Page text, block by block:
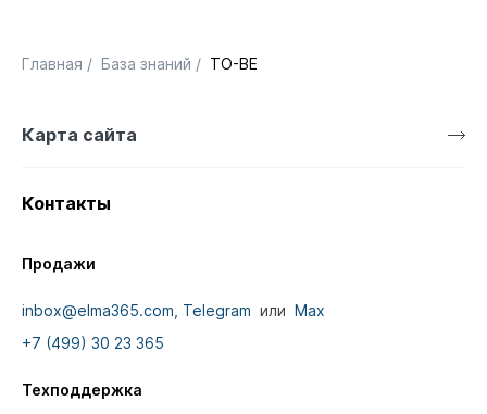
Главная / База знаний / TO-BE
Карта сайта
Контакты
Продажи
inbox@elma365.com, Telegram или Max
+7 (499) 30 23 365
Техподдержка